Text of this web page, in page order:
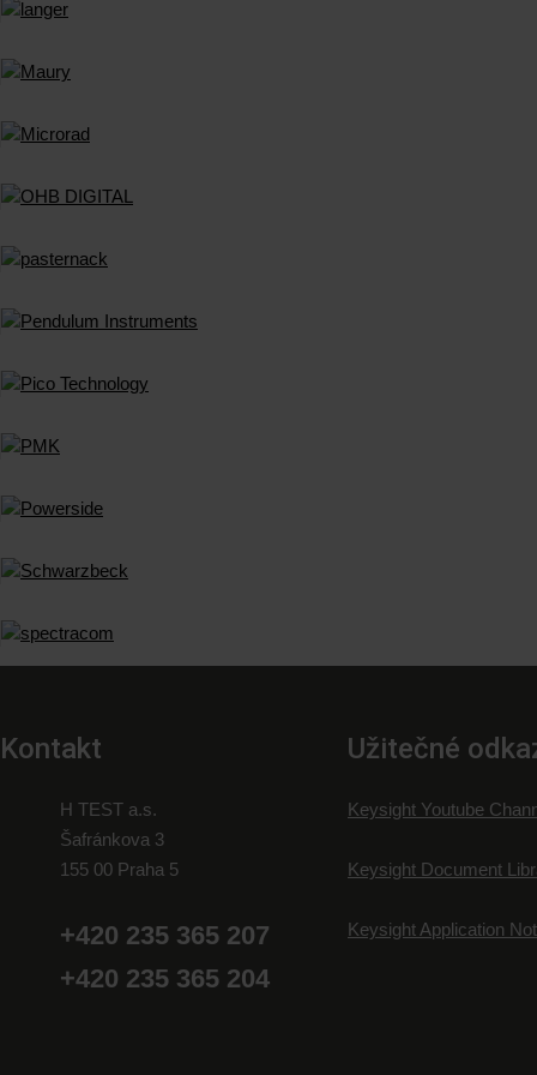
Kontakt
H TEST a.s.
Šafránkova 3
155 00 Praha 5
+420 235 365 207
+420 235 365 204
Užitečné
Keysight Youtube
Keysight Document
Keysight Application